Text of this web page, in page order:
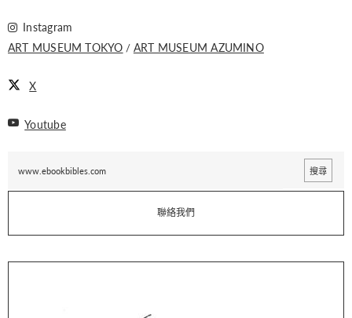
Instagram
ART MUSEUM TOKYO
ART MUSEUM AZUMINO
X
Youtube
聯絡我們